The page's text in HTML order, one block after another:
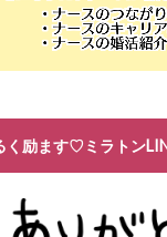
く励ます♡ミラトン